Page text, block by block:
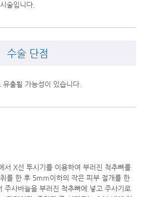
술입니다.
수술 단점
출될 가능성이 있습니다.
서 X선 투시기를 이용하여 부러진 척추뼈를
를 한 후 5mm이하의 작은 피부 절개를 한
주사바늘을 부러진 척추뼈에 넣고 주사기로